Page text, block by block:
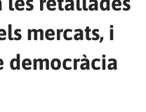
mercats, i
democràcia